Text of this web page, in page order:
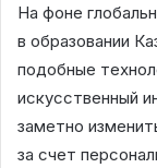
На фоне
в образовании
подобные
искусственный
заметно
за счет